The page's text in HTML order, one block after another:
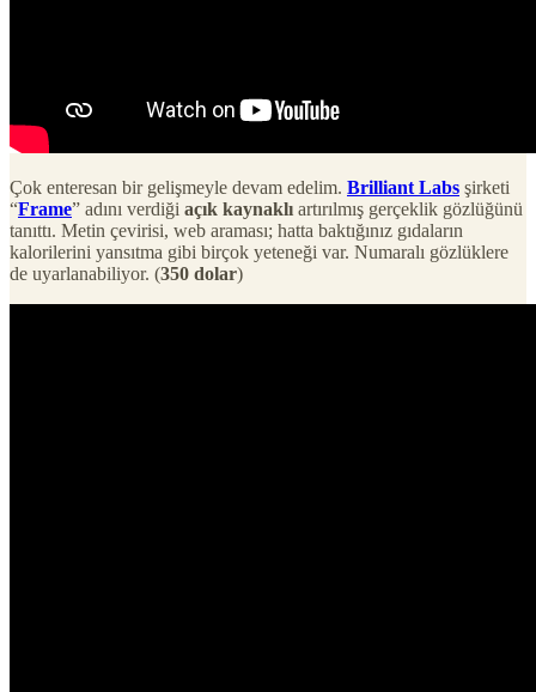
Çok enteresan bir gelişmeyle devam edelim. Brilliant Labs şirketi
“Frame” adını verdiği açık kaynaklı artırılmış gerçeklik gözlüğünü
tanıttı. Metin çevirisi, web araması; hatta baktığınız gıdaların
kalorilerini yansıtma gibi birçok yeteneği var. Numaralı gözlüklere
de uyarlanabiliyor. (350 dolar)